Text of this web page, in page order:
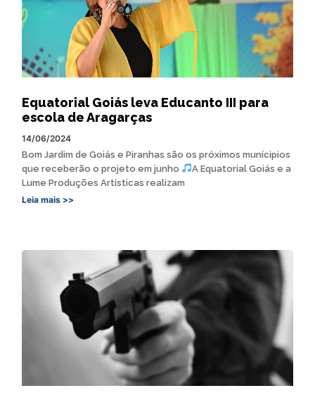
Equatorial Goiás leva Educanto III para
escola de Aragarças
14/06/2024
Bom Jardim de Goiás e Piranhas são os próximos munícipios
que receberão o projeto em junho
A Equatorial Goiás e a
Lume Produções Artísticas realizam
Leia mais >>